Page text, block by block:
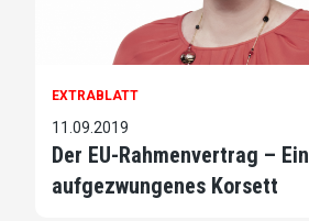
EXTRABLATT
11.09.2019
Der EU-Rahmenvertrag – Ein
aufgezwungenes Korsett